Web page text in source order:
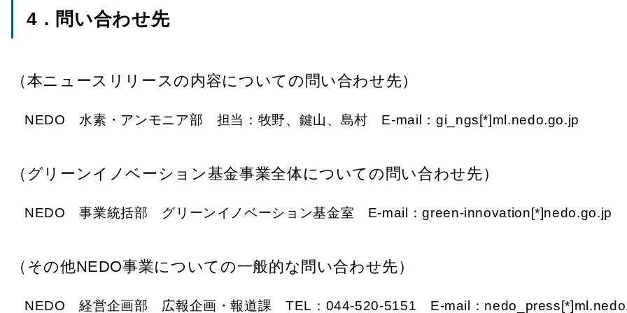
4．問い合わせ先
（本ニュースリリースの内容についての問い合わせ先）
NEDO 水素・アンモニア部 担当：牧野、鍵山、島村 E-mail：gi_ngs[*]ml.nedo.go.jp
（グリーンイノベーション基金事業全体についての問い合わせ先）
NEDO 事業統括部 グリーンイノベーション基金室 E-mail：green-innovation[*]nedo.go.jp
（その他NEDO事業についての一般的な問い合わせ先）
NEDO 経営企画部 広報企画・報道課 TEL：044-520-5151 E-mail：